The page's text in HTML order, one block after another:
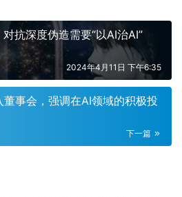
抗深度伪造需要“以AI治AI”
2024年4月11日 下午6:35
事会，强调在AI领域的积极投
下一篇